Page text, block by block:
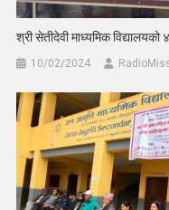
श्री सेतीदेवी माध्यमिक विद्यालयको
10/02/2024